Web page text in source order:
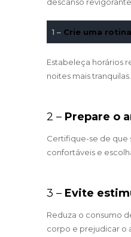
1 – Crie uma
Estabeleça horários
noites mais tranquilas.
2 – Prepare o
Certifique-se de que
confortáveis e
3 – Evite
Reduza o consumo
corpo e prejudicar o